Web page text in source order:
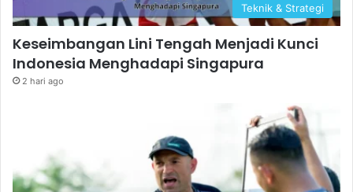
Teknik & Strategi
Keseimbangan Lini Tengah Menjadi Kunci
Indonesia Menghadapi Singapura
2 hari ago